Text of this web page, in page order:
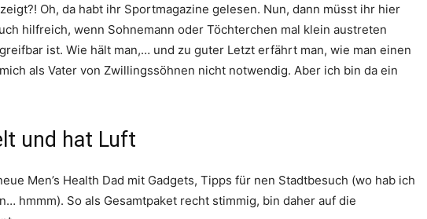
Oh, da habt ihr Sportmagazine gelesen. Nun, dann müsst ihr hier
hilfreich, wenn Sohnemann oder Töchterchen mal klein austreten
ist. Wie hält man,… und zu guter Letzt erfährt man, wie man einen
als Vater von Zwillingssöhnen nicht notwendig. Aber ich bin da ein
und hat Luft
Men’s Health Dad mit Gadgets, Tipps für nen Stadtbesuch (wo hab ich
hmmm). So als Gesamtpaket recht stimmig, bin daher auf die